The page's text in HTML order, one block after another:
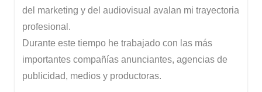
del marketing y del audiovisual avalan mi trayectoria
profesional.
Durante este tiempo he trabajado con las más
importantes compañías anunciantes, agencias de
publicidad, medios y productoras.